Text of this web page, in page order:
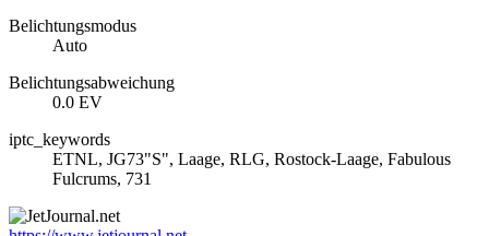
Belichtungsmodus
Auto
Belichtungsabweichung
0.0 EV
iptc_keywords
ETNL, JG73"S", Laage, RLG, Rostock-Laage, Fabulous
Fulcrums, 731